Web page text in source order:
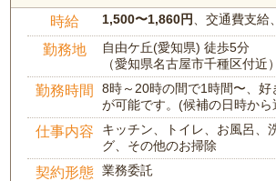
時給 1,500〜1,860円 、交通費支
勤務地
自由ケ丘(愛知県) 徒歩5分
（愛知県名古屋市千種区付近）
勤務時間
8時～20時の間で1時間〜、好
が可能です。(候補の日時から
仕事内容
キッチン、トイレ、お風呂、
グ、その他のお掃除
契約形態 業務委託